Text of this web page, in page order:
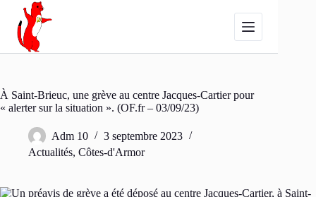
Passer
contenu
À Saint-Brieuc, une grève au centre Jacques-Cartier pour
« alerter sur la situation ». (OF.fr – 03/09/23)
Adm 10
3 septembre 2023
Actualités, Côtes-d'Armor